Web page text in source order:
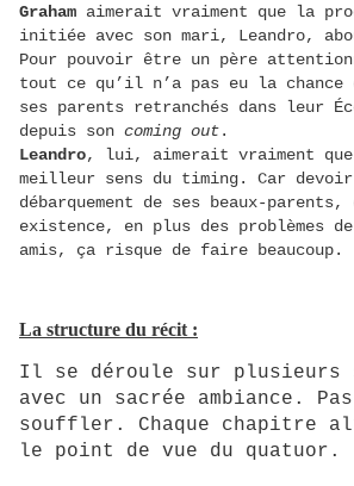
Graham aimerait vraiment que la
initiée avec son mari, Leandro,
Pour pouvoir être un père
tout ce qu’il n’a pas eu la chance
ses parents retranchés dans leur
depuis son coming out.
Leandro, lui, aimerait vraiment
meilleur sens du timing. Car
débarquement de ses beaux-
existence, en plus des problèmes
amis, ça risque de faire beaucoup.
La structure du récit :
Il se déroule sur plusieurs
avec un sacrée ambiance.
souffler. Chaque chapitre
le point de vue du quatuor.